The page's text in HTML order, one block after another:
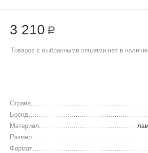
3 210 Р
Товаров с выбранными опциями нет в
Страна
Бренд
Материал
Размер
Формат